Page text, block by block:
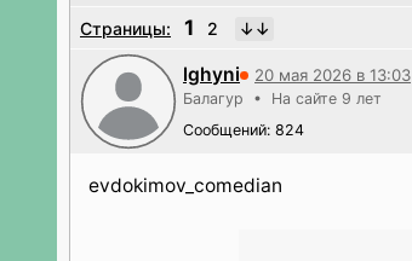
Страницы: 1 2
lghyni 20 мая 2026 в 13:03
Балагур • На сайте 9 лет
Сообщений: 824
evdokimov_comedian